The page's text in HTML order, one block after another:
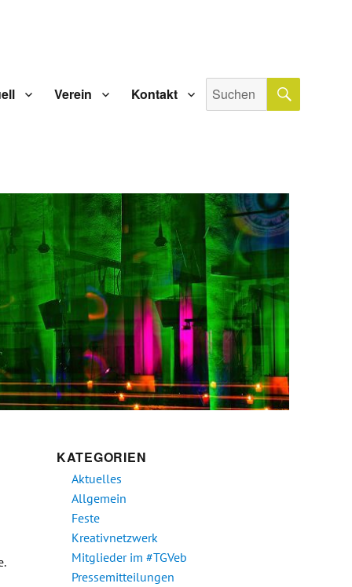
Verein Kontakt
Suche
nach:
KATEGORIEN
Aktuelles
Allgemein
Feste
Kreativnetzwerk
Mitglieder im #TGVeb
Pressemitteilungen